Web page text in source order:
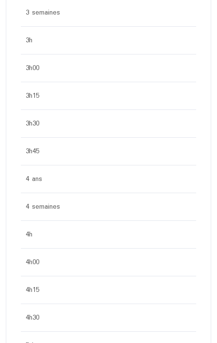
3 semaines
3h
3h00
3h15
3h30
3h45
4 ans
4 semaines
4h
4h00
4h15
4h30